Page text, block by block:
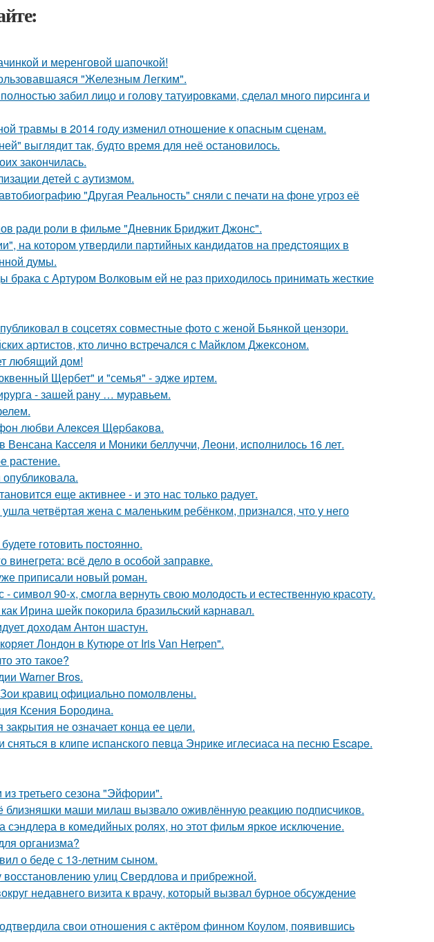
и меренговой шапочкой!
"Железным Легким".
забил лицо и голову татуировками, сделал много пирсинга и
травмы в 2014 году изменил отношение к опасным сценам.
выглядит так, будто время для неё остановилось.
закончилась.
детей с аутизмом.
"Другая Реальность" сняли с печати на фоне угроз её
ради роли в фильме "Дневник Бриджит Джонс".
на котором утвердили партийных кандидатов на предстоящих в
думы.
брака с Артуром Волковым ей не раз приходилось принимать жесткие
в соцсетях совместные фото с женой Бьянкой цензори.
артистов, кто лично встречался с Майклом Джексоном.
любящий дом!
Щербет" и "семья" - эдже иртем.
- зашей рану … муравьем.
любви Алeкceя Щepбaкoвa.
Венсана Касселя и Моники беллуччи, Леони, исполнилось 16 лет.
растение.
еще активнее - и это нас только радует.
четвёртая жена с маленьким ребёнком, признался, что у него
готовить постоянно.
винегрета: всё дело в особой заправке.
приписали новый роман.
символ 90-х, смогла вернуть свою молодость и естественную красоту.
Ирина шейк покорила бразильский карнавал.
доходам Антон шастун.
Лондон в Кутюре от Iris Van Herpen".
это такое?
Warner Bros.
кравиц официально помолвлены.
Ксения Бородина.
не означает конца ее цели.
в клипе испанского певца Энрике иглесиаса на песню Escape.
третьего сезона "Эйфории".
близняшки маши милаш вызвало оживлённую реакцию подписчиков.
сэндлера в комедийных ролях, но этот фильм яркое исключение.
организма?
о беде с 13-летним сыном.
улиц Свердлова и прибрежной.
недавнего визита к врачу, который вызвал бурное обсуждение
свои отношения с актёром финном Коулом, появившись